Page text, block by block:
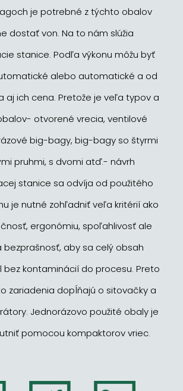
je potrebné z týchto obalov
dostať von. Na to nám slúžia
stanice. Podľa výkonu môžu byť
alebo automatické a od
aj ich cena. Pretože je veľa typov a
otvorené vrecia, ventilové
big-bagy, big-bagy so štyrmi
pruhmi, s dvomi atď.- návrh
stanice sa odvíja od použitého
je nutné zohľadniť veľa kritérií ako
ergonómiu, spoľahlivosť ale
bezprašnosť, aby sa celý obsah
bez kontaminácií do procesu. Preto
zariadenia dopĺňajú o sitovačky a
Jednorázovo použité obaly je
pomocou kompaktorov vriec.